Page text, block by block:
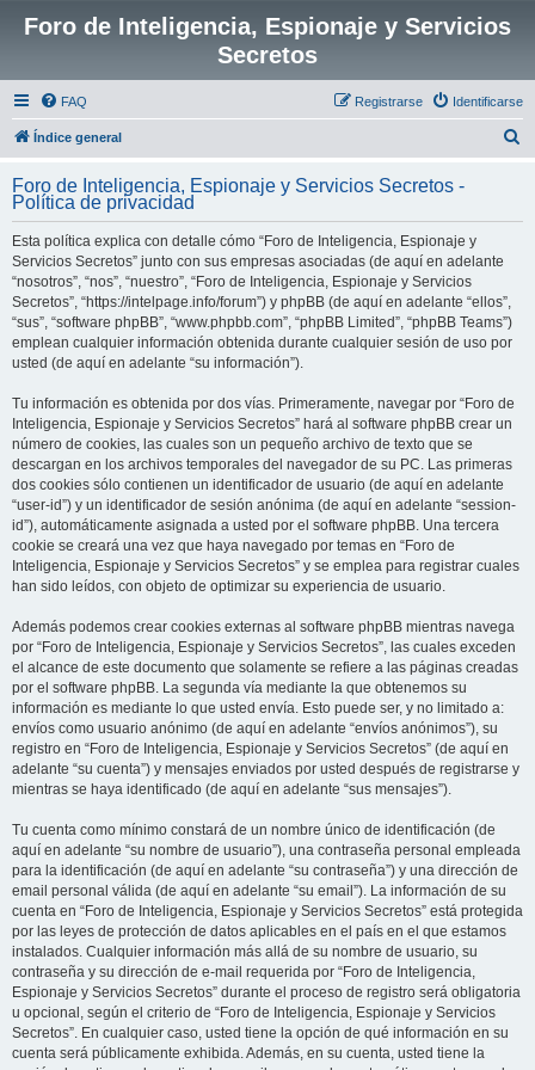
Foro de Inteligencia, Espionaje y Servicios
Secretos
FAQ Identificarse
Registrarse
Índice general
c
Foro de Inteligencia, Espionaje y Servicios Secretos -
Política de privacidad
Esta política explica con detalle cómo “Foro de Inteligencia, Espionaje y
Servicios Secretos” junto con sus empresas asociadas (de aquí en adelante
“nosotros”, “nos”, “nuestro”, “Foro de Inteligencia, Espionaje y Servicios
Secretos”, “https://intelpage.info/forum”) y phpBB (de aquí en adelante “ellos”,
“sus”, “software phpBB”, “www.phpbb.com”, “phpBB Limited”, “phpBB Teams”)
emplean cualquier información obtenida durante cualquier sesión de uso por
usted (de aquí en adelante “su información”).
Tu información es obtenida por dos vías. Primeramente, navegar por “Foro de
Inteligencia, Espionaje y Servicios Secretos” hará al software phpBB crear un
número de cookies, las cuales son un pequeño archivo de texto que se
descargan en los archivos temporales del navegador de su PC. Las primeras
dos cookies sólo contienen un identificador de usuario (de aquí en adelante
“user-id”) y un identificador de sesión anónima (de aquí en adelante “session-
id”), automáticamente asignada a usted por el software phpBB. Una tercera
cookie se creará una vez que haya navegado por temas en “Foro de
Inteligencia, Espionaje y Servicios Secretos” y se emplea para registrar cuales
han sido leídos, con objeto de optimizar su experiencia de usuario.
Además podemos crear cookies externas al software phpBB mientras navega
por “Foro de Inteligencia, Espionaje y Servicios Secretos”, las cuales exceden
el alcance de este documento que solamente se refiere a las páginas creadas
por el software phpBB. La segunda vía mediante la que obtenemos su
información es mediante lo que usted envía. Esto puede ser, y no limitado a:
envíos como usuario anónimo (de aquí en adelante “envíos anónimos”), su
registro en “Foro de Inteligencia, Espionaje y Servicios Secretos” (de aquí en
adelante “su cuenta”) y mensajes enviados por usted después de registrarse y
mientras se haya identificado (de aquí en adelante “sus mensajes”).
Tu cuenta como mínimo constará de un nombre único de identificación (de
aquí en adelante “su nombre de usuario”), una contraseña personal empleada
para la identificación (de aquí en adelante “su contraseña”) y una dirección de
email personal válida (de aquí en adelante “su email”). La información de su
cuenta en “Foro de Inteligencia, Espionaje y Servicios Secretos” está protegida
por las leyes de protección de datos aplicables en el país en el que estamos
instalados. Cualquier información más allá de su nombre de usuario, su
contraseña y su dirección de e-mail requerida por “Foro de Inteligencia,
Espionaje y Servicios Secretos” durante el proceso de registro será obligatoria
u opcional, según el criterio de “Foro de Inteligencia, Espionaje y Servicios
Secretos”. En cualquier caso, usted tiene la opción de qué información en su
cuenta será públicamente exhibida. Además, en su cuenta, usted tiene la